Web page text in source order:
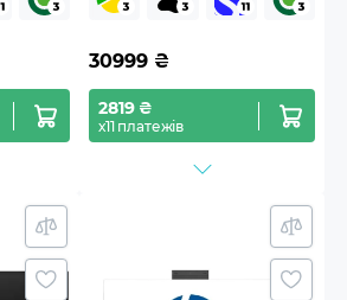
30999 ₴
2819 ₴
х11 платежів